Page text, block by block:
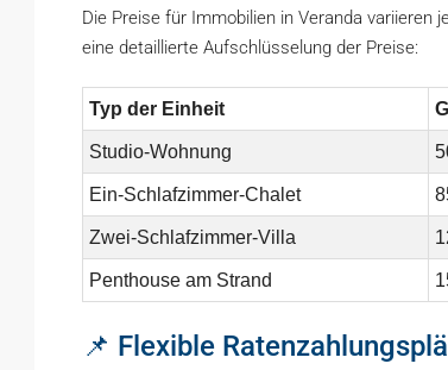
Die Preise für Immobilien in Veranda variieren
eine detaillierte Aufschlüsselung der Preise:
Typ der Einheit
Studio-Wohnung
Ein-Schlafzimmer-Chalet
Zwei-Schlafzimmer-Villa
Penthouse am Strand
📌 Flexible